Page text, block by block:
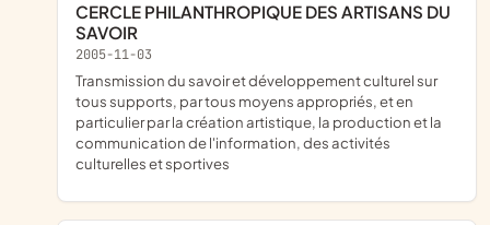
CERCLE PHILANTHROPIQUE DES ARTISANS DU
SAVOIR
2005-11-03
transmission du savoir et développement culturel sur
tous supports, par tous moyens appropriés, et en
particulier par la création artistique, la production et la
communication de l'information, des activités
culturelles et sportives